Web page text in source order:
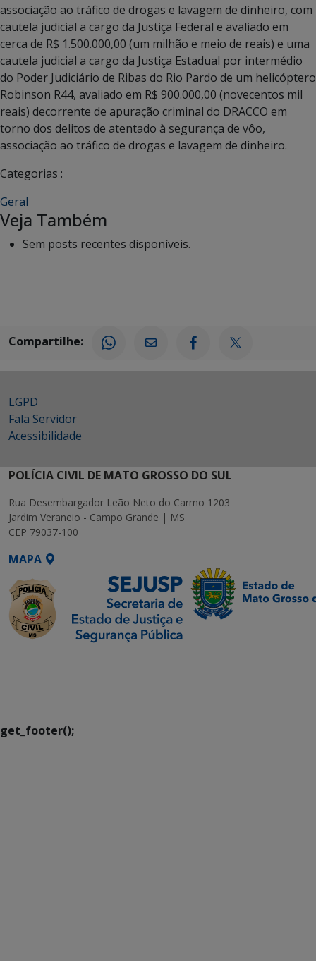
associação ao tráfico de drogas e lavagem de dinheiro, com
cautela judicial a cargo da Justiça Federal e avaliado em
cerca de R$ 1.500.000,00 (um milhão e meio de reais) e uma
cautela judicial a cargo da Justiça Estadual por intermédio
do Poder Judiciário de Ribas do Rio Pardo de um helicóptero
Robinson R44, avaliado em R$ 900.000,00 (novecentos mil
reais) decorrente de apuração criminal do DRACCO em
torno dos delitos de atentado à segurança de vôo,
associação ao tráfico de drogas e lavagem de dinheiro.
Categorias :
Geral
Veja Também
Sem posts recentes disponíveis.
Compartilhe:
LGPD
Fala Servidor
Acessibilidade
POLÍCIA CIVIL DE MATO GROSSO DO SUL
Rua Desembargador Leão Neto do Carmo 1203
Jardim Veraneio - Campo Grande | MS
CEP 79037-100
MAPA
get_footer();